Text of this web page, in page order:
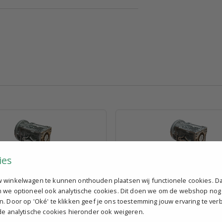
excl. BTW p.st.
€ 132,77 excl. BTW p.st.
Bekijk staffelkorting
winkelwagen te kunnen onthouden plaatsen wij functionele cookies.
we optioneel ook analytische cookies. Dit doen we om de webshop
Door op 'Oké' te klikken geef je ons toestemming jouw ervaring te
analytische cookies hieronder ook weigeren.